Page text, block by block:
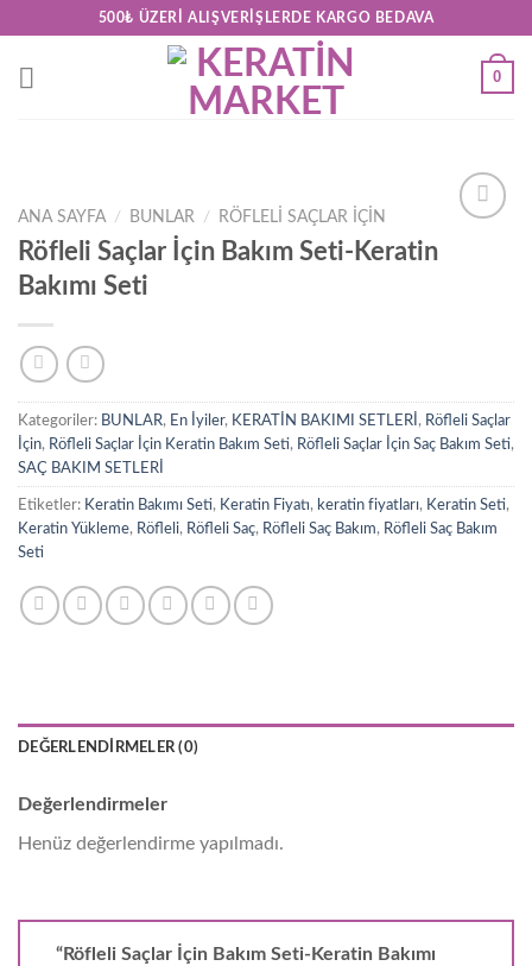
content
500₺ ÜZERI ALIŞVERIŞLERDE KARGO BEDAVA
0
ANA SAYFA / BUNLAR / RÖFLELI SAÇLAR İÇIN
Röfleli Saçlar İçin Bakım Seti-Keratin
Bakımı Seti
Kategoriler: BUNLAR, En İyiler, KERATİN BAKIMI SETLERİ , Röfleli Saçlar
İçin, Röfleli Saçlar İçin Keratin Bakım Seti, Röfleli Saçlar İçin Saç Bakım Seti,
SAÇ BAKIM SETLERİ
Etiketler: Keratin Bakımı Seti, Keratin Fiyatı, keratin fiyatları, Keratin Seti,
Keratin Yükleme, Röfleli, Röfleli Saç, Röfleli Saç Bakım, Röfleli Saç Bakım
Seti
DEĞERLENDIRMELER (0)
Değerlendirmeler
Henüz değerlendirme yapılmadı.
“Röfleli Saçlar İçin Bakım Seti-Keratin Bakımı